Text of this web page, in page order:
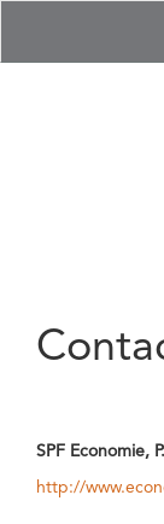
SPF Economie,
http://